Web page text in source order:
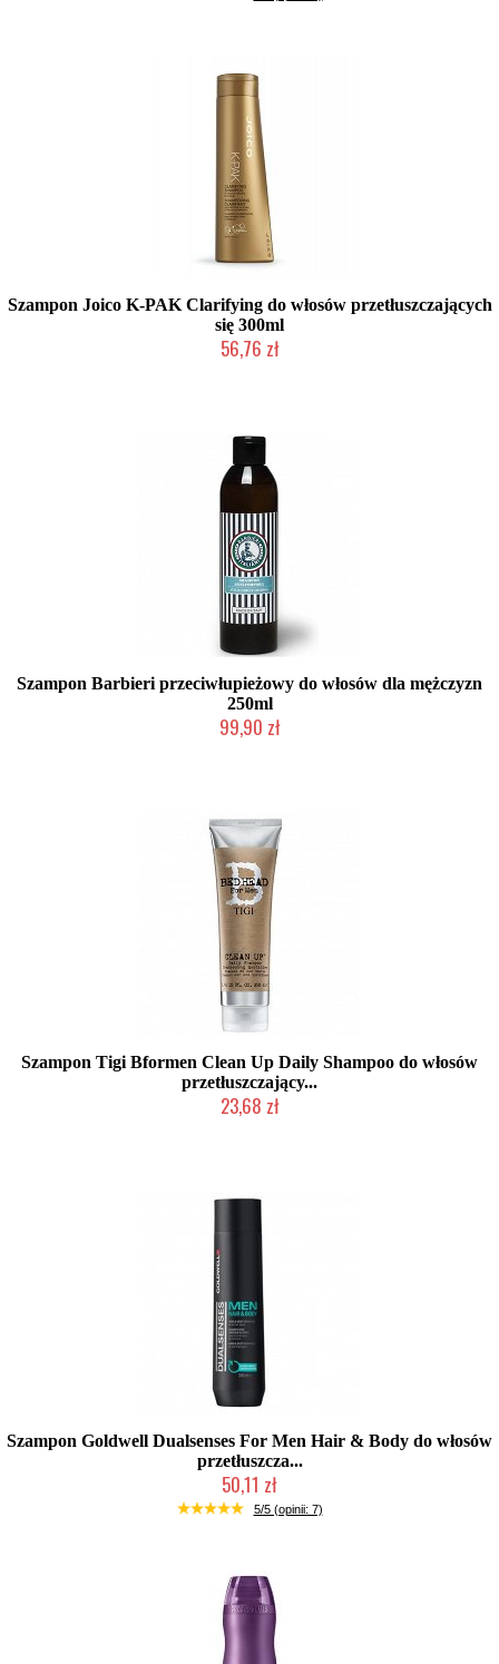
Szampon Joico K-PAK Clarifying do włosów przetłuszczających
się 300ml
56,76 zł
Szampon Barbieri przeciwłupieżowy do włosów dla mężczyzn
250ml
99,90 zł
Szampon Tigi Bformen Clean Up Daily Shampoo do włosów
przetłuszczający...
23,68 zł
Szampon Goldwell Dualsenses For Men Hair & Body do włosów
przetłuszcza...
50,11 zł
Duża ilość (wysyłka w 24h)
5/5 (opinii: 7)